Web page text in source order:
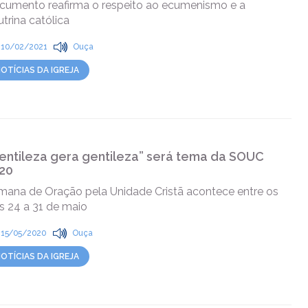
reafirma o respeito ao ecumenismo e a
católica
10/02/2021 Ouça
DA IGREJA
gera gentileza” será tema da SOUC
de Oração pela Unidade Cristã acontece entre os
24 a 31 de maio
15/05/2020 Ouça
DA IGREJA